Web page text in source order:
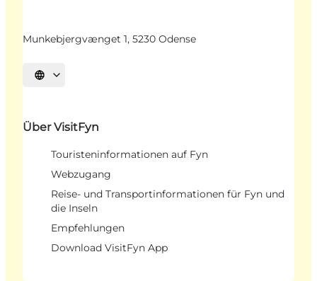
Munkebjergvænget 1, 5230 Odense
Sprache auswählen
Über VisitFyn
Touristeninformationen auf Fyn
Webzugang
Reise- und Transportinformationen für Fyn und
die Inseln
Empfehlungen
Download VisitFyn App